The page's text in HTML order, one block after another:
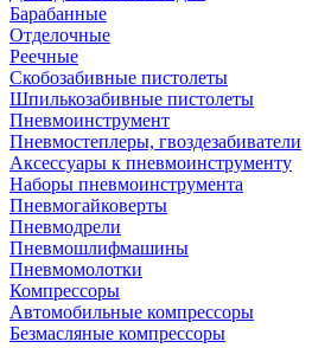
Барабанные
Отделочные
Реечные
Скобозабивные пистолеты
Шпилькозабивные пистолеты
Пневмоинструмент
Пневмостеплеры, гвоздезабиватели
Аксессуары к пневмоинструменту
Наборы пневмоинструмента
Пневмогайковерты
Пневмодрели
Пневмошлифмашины
Пневмомолотки
Компрессоры
Автомобильные компрессоры
Безмасляные компрессоры